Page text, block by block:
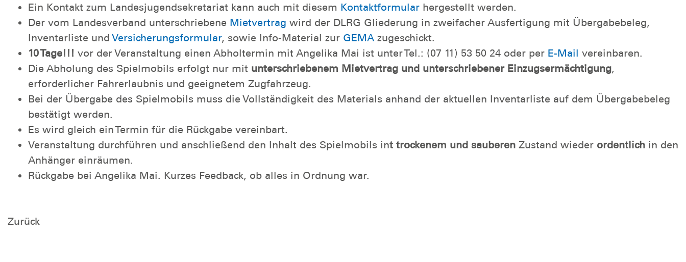
Ein Kontakt zum Landesjugendsekretariat kann auch mit diesem Kontaktformular hergestellt werden.
Der vom Landesverband unterschriebene Mietvertrag wird der DLRG Gliederung in zweifacher Ausfertigung mit Übergabebeleg,
Inventarliste und Versicherungsformular, sowie Info-Material zur GEMA zugeschickt.
10 Tage!!! vor der Veranstaltung einen Abholtermin mit Angelika Mai ist unter Tel.: (07 11) 53 50 24 oder per E-Mail vereinbaren.
Die Abholung des Spielmobils erfolgt nur mit unterschriebenem Mietvertrag und unterschriebener Einzugsermächtigung,
erforderlicher Fahrerlaubnis und geeignetem Zugfahrzeug.
Bei der Übergabe des Spielmobils muss die Vollständigkeit des Materials anhand der aktuellen Inventarliste auf dem Übergabebeleg
bestätigt werden.
Es wird gleich ein Termin für die Rückgabe vereinbart.
Veranstaltung durchführen und anschließend den Inhalt des Spielmobils int trockenem und sauberen Zustand wieder ordentlich in den
Anhänger einräumen.
Rückgabe bei Angelika Mai. Kurzes Feedback, ob alles in Ordnung war.
Zurück